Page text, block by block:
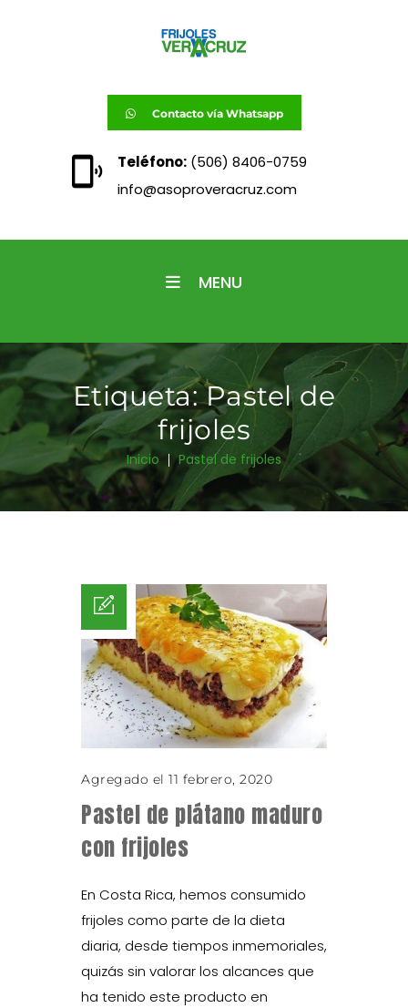
Contacto vía Whatsapp
Teléfono: (506) 8406-0759
info@asoproveracruz.com
MENU
Etiqueta:Pastel de
frijoles
Inicio Pastel de frijoles
Agregado el 11 febrero, 2020
Pastel de plátano maduro
con frijoles
En Costa Rica, hemos consumido
frijoles como parte de la dieta
diaria, desde tiempos inmemoriales,
quizás sin valorar los alcances que
ha tenido este producto en